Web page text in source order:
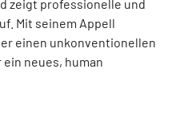
zeigt professionelle und
Mit seinem Appell
einen unkonventionellen
neues, human